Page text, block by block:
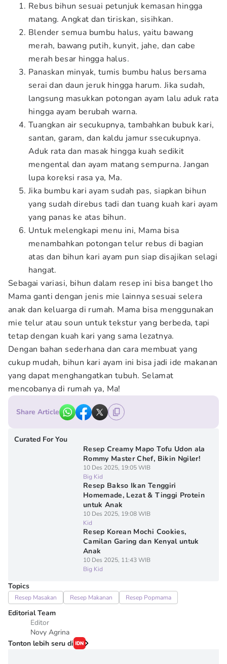
Rebus bihun sesuai petunjuk kemasan hingga
matang. Angkat dan tiriskan, sisihkan.
Blender semua bumbu halus, yaitu bawang
merah, bawang putih, kunyit, jahe, dan cabe
merah besar hingga halus.
Panaskan minyak, tumis bumbu halus bersama
serai dan daun jeruk hingga harum. Jika sudah,
langsung masukkan potongan ayam lalu aduk rata
hingga ayam berubah warna.
Tuangkan air secukupnya, tambahkan bubuk kari,
santan, garam, dan kaldu jamur ssecukupnya.
Aduk rata dan masak hingga kuah sedikit
mengental dan ayam matang sempurna. Jangan
lupa koreksi rasa ya, Ma.
Jika bumbu kari ayam sudah pas, siapkan bihun
yang sudah direbus tadi dan tuang kuah kari ayam
yang panas ke atas bihun.
Untuk melengkapi menu ini, Mama bisa
menambahkan potongan telur rebus di bagian
atas dan bihun kari ayam pun siap disajikan selagi
hangat.
Sebagai variasi, bihun dalam resep ini bisa banget lho
Mama ganti dengan jenis mie lainnya sesuai selera
anak dan keluarga di rumah. Mama bisa menggunakan
mie telur atau soun untuk tekstur yang berbeda, tapi
tetap dengan kuah kari yang sama lezatnya.
Dengan bahan sederhana dan cara membuat yang
cukup mudah, bihun kari ayam ini bisa jadi ide makanan
yang dapat menghangatkan tubuh. Selamat
mencobanya di rumah ya, Ma!
Share Article
Curated For You
Resep Creamy Mapo Tofu Udon ala
Rommy Master Chef, Bikin Ngiler!
10 Des 2025, 19:05 WIB
Big Kid
Resep Bakso Ikan Tenggiri
Homemade, Lezat & Tinggi Protein
untuk Anak
10 Des 2025, 19:08 WIB
Kid
Resep Korean Mochi Cookies,
Camilan Garing dan Kenyal untuk
Anak
10 Des 2025, 11:43 WIB
Big Kid
Topics
Resep Masakan Resep Makanan Resep Popmama
Editorial Team
Editor
Novy Agrina
Tonton lebih seru di